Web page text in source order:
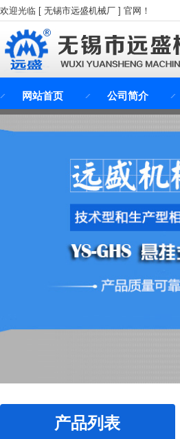
欢迎光临 [ 无锡市远盛机械厂 ] 官网！
网站首页 公司简介
产品列表